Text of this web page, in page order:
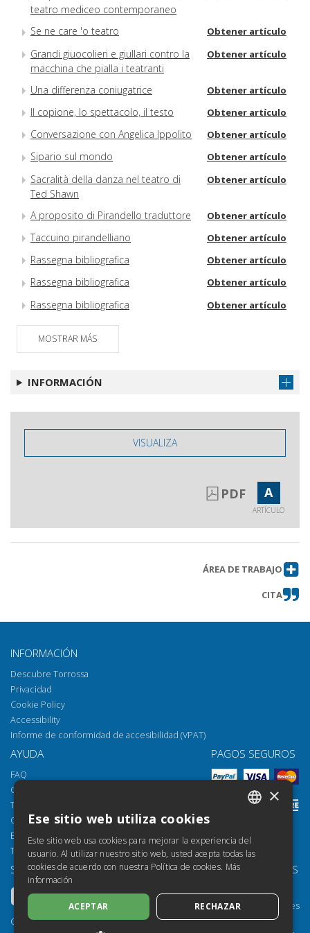
teatro mediceo contemporaneo
Se ne care 'o teatro Obtener artículo
Grandi giuocolieri e giullari contro la
macchina che pialla i teatranti
Obtener artículo
Una differenza coniugatrice Obtener artículo
Il copione, lo spettacolo, il testo Obtener artículo
Conversazione con Angelica Ippolito Obtener artículo
Sipario sul mondo Obtener artículo
Sacralità della danza nel teatro di
Ted Shawn
Obtener artículo
A proposito di Pirandello traduttore Obtener artículo
Taccuino pirandelliano Obtener artículo
Rassegna bibliografica Obtener artículo
Rassegna bibliografica Obtener artículo
Rassegna bibliografica Obtener artículo
Rassegna bibliografica
Rassegna bibliografica
MOSTRAR MÁS
INFORMACIÓN
VISUALIZA
PDF A
ARTÍCULO
ÁREA DE TRABAJO
CITA
INFORMACIÓN
Descubre Torrossa
Privacidad
Cookie Policy
Accessibility
Informe de conformidad de accesibilidad (VPAT)
AYUDA
FAQ
Cómo abrir los archivos
Torrossa Reader
Opciones de acceso
Email: helpdesk@torrossa.com
Tel:
+39 055 5018800
PAGOS SEGUROS
SÍGUENOS
Copyright 2000-2026
NUESTROS RECURSOS
Torrossa para Instituciones
Torrossa Open
ENGLISH
GERMAN
×
Ese sitio web utiliza cookies
Este sitio web usa cookies para mejorar la experiencia del
usuario. Al utilizar nuestro sitio web, usted acepta todas las
cookies de acuerdo con nuestra Política de cookies. Más
información
ACEPTAR RECHAZAR